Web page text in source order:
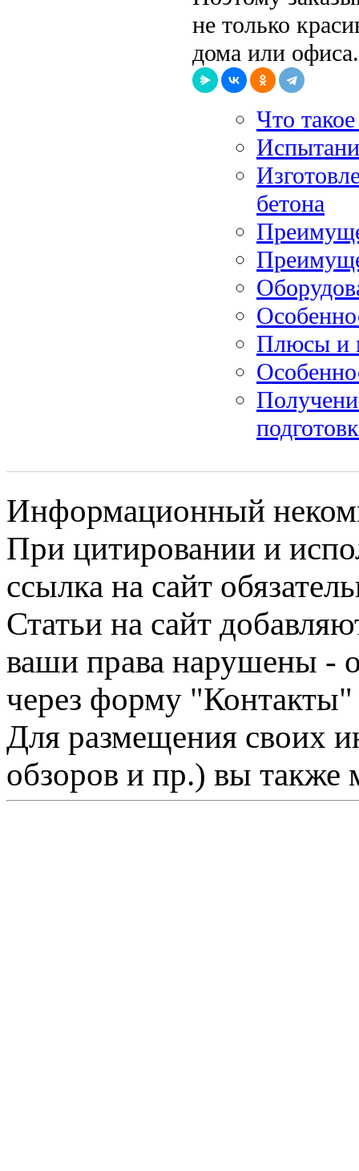
не только
дома или офиса.
Что
бетона
Плюсы и
Информационный
При цитировании и
ссылка на сайт
Статьи на сайт
ваши права нарушены -
через форму "Контакты"
Для размещения своих
обзоров и пр.) вы также